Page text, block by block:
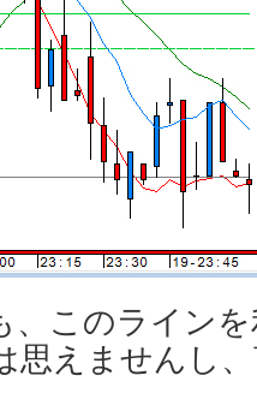
、このライン
思えませんし